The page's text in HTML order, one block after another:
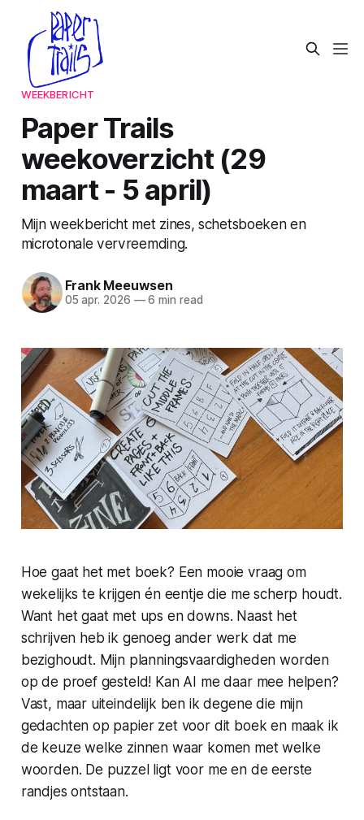
WEEKBERICHT
Paper Trails
weekoverzicht (29
maart - 5 april)
Mijn weekbericht met zines, schetsboeken en
microtonale vervreemding.
Frank Meeuwsen
05 apr. 2026 —6 min read
Hoe gaat het met boek? Een mooie vraag om
wekelijks te krijgen én eentje die me scherp houdt.
Want het gaat met ups en downs. Naast het
schrijven heb ik genoeg ander werk dat me
bezighoudt. Mijn planningsvaardigheden worden
op de proef gesteld! Kan AI me daar mee helpen?
Vast, maar uiteindelijk ben ik degene die mijn
gedachten op papier zet voor dit boek en maak ik
de keuze welke zinnen waar komen met welke
woorden. De puzzel ligt voor me en de eerste
randjes ontstaan.